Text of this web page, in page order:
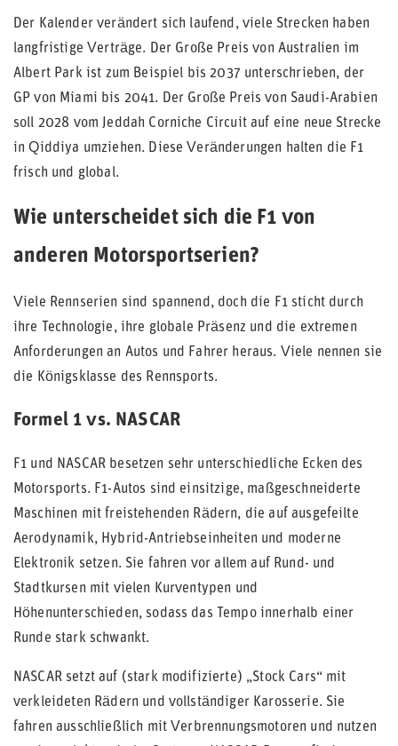
Der Kalender verändert sich laufend, viele Strecken haben
langfristige Verträge. Der Große Preis von Australien im
Albert Park ist zum Beispiel bis 2037 unterschrieben, der
GP von Miami bis 2041. Der Große Preis von Saudi-Arabien
soll 2028 vom Jeddah Corniche Circuit auf eine neue Strecke
in Qiddiya umziehen. Diese Veränderungen halten die F1
frisch und global.
Wie unterscheidet sich die F1 von
anderen Motorsportserien?
Viele Rennserien sind spannend, doch die F1 sticht durch
ihre Technologie, ihre globale Präsenz und die extremen
Anforderungen an Autos und Fahrer heraus. Viele nennen sie
die Königsklasse des Rennsports.
Formel 1 vs. NASCAR
F1 und NASCAR besetzen sehr unterschiedliche Ecken des
Motorsports. F1-Autos sind einsitzige, maßgeschneiderte
Maschinen mit freistehenden Rädern, die auf ausgefeilte
Aerodynamik, Hybrid-Antriebseinheiten und moderne
Elektronik setzen. Sie fahren vor allem auf Rund- und
Stadtkursen mit vielen Kurventypen und
Höhenunterschieden, sodass das Tempo innerhalb einer
Runde stark schwankt.
NASCAR setzt auf (stark modifizierte) „Stock Cars“ mit
verkleideten Rädern und vollständiger Karosserie. Sie
fahren ausschließlich mit Verbrennungsmotoren und nutzen